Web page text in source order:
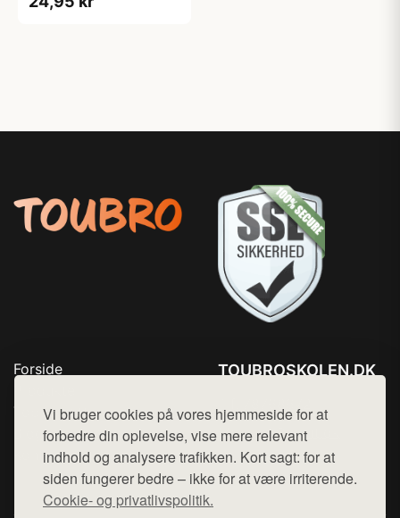
Vi bruger cookies på vores hjemmeside for at
forbedre din oplevelse, vise mere relevant
indhold og analysere trafikken. Kort sagt: for at
siden fungerer bedre – ikke for at være irriterende.
Cookie- og privatlivspolitik.
Forside
Top Rabatter
Blog
Kontakt
TOUBROSKOLEN.DK
Mail: hej@want.dk
Cookie- og privatlivspolitik